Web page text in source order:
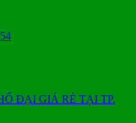
ĐẠI GIÁ RẺ TẠI TP.